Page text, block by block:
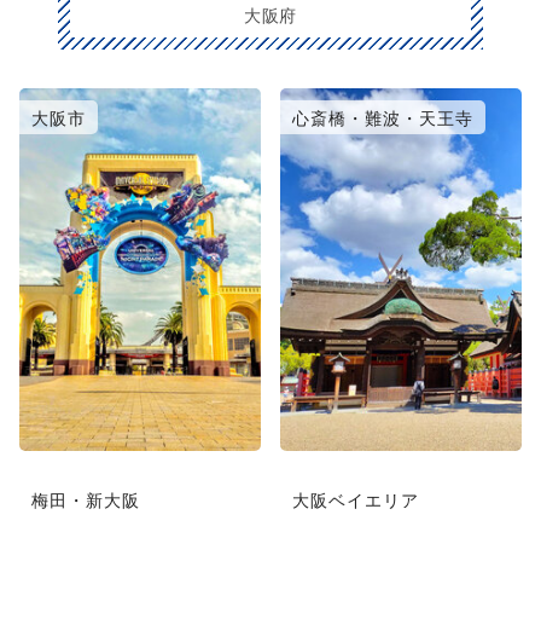
大阪府
大阪市 心斎橋・難波・天王寺
梅田・新大阪 大阪ベイエリア